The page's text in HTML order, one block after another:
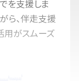
を支援しま
ら、伴走支援
用がスムーズ